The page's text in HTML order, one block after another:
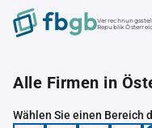
Republik
Alle Firmen in
Wählen Sie einen Bereich